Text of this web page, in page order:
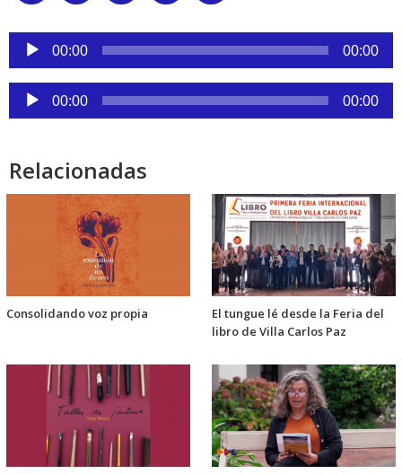
Reproductor
audio
00:00 00:00
Reproductor
de
00:00 00:00
Relacionadas
Consolidando voz propia
El tungue lé desde la Feria del
libro de Villa Carlos Paz